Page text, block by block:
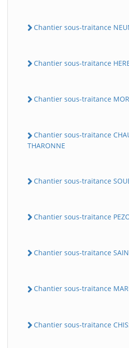
Chantier sous-traitance
Chantier sous-traitance
Chantier sous-traitance
Chantier sous-traitance
THARONNE
Chantier sous-traitance
Chantier sous-traitance
Chantier sous-traitance
Chantier sous-traitance
Chantier sous-traitance